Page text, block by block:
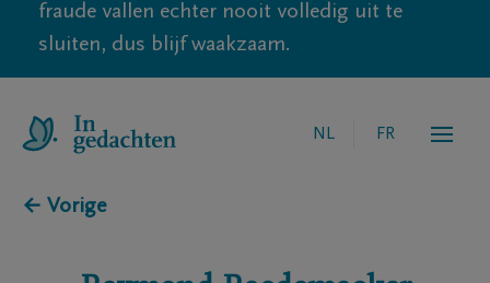
fraude vallen echter nooit volledig uit te
sluiten, dus blijf waakzaam.
NL FR
← Vorige